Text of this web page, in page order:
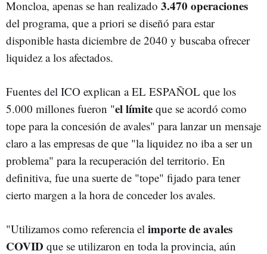
Moncloa, apenas se han realizado 3.470 operaciones
del programa, que a priori se diseñó para estar
disponible hasta diciembre de 2040 y buscaba ofrecer
liquidez a los afectados.
Fuentes del ICO explican a EL ESPAÑOL que los
5.000 millones fueron "el límite que se acordó como
tope para la concesión de avales" para lanzar un mensaje
claro a las empresas de que "la liquidez no iba a ser un
problema" para la recuperación del territorio. En
definitiva, fue una suerte de "tope" fijado para tener
cierto margen a la hora de conceder los avales.
"Utilizamos como referencia el importe de avales
COVID que se utilizaron en toda la provincia, aún